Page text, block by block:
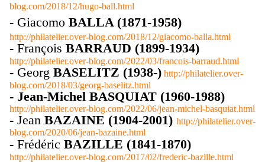
blog.com/2018/12/hugo-ball.html
- Giacomo BALLA (1871-1958)
http://philatelier.over-blog.com/2018/12/giacomo-balla.html
- François BARRAUD (1899-1934)
http://philatelier.over-blog.com/2022/03/francois-barraud.html
- Georg BASELITZ (1938-) http://philatelier.over-
blog.com/2018/03/georg-baselitz.html
- Jean-Michel BASQUIAT (1960-1988)
http://philatelier.over-blog.com/2022/06/jean-michel-basquiat.html
- Jean BAZAINE (1904-2001) http://philatelier.over-
blog.com/2020/06/jean-bazaine.html
- Frédéric BAZILLE (1841-1870)
http://philatelier.over-blog.com/2017/02/frederic-bazille.html